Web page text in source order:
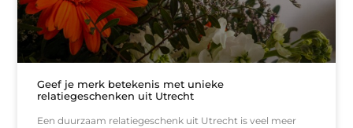
Geef je merk betekenis met unieke
relatiegeschenken uit Utrecht
Een duurzaam relatiegeschenk uit Utrecht is veel meer